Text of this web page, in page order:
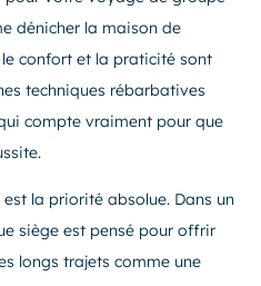
dénicher la maison de
confort et la praticité sont
techniques rébarbatives
compte vraiment pour que
la priorité absolue. Dans un
siège est pensé pour offrir
longs trajets comme une